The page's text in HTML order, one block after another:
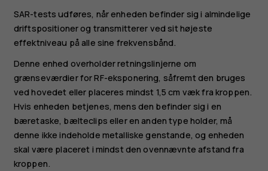
SAR-tests udføres, når enheden befinder sig i almindelige
driftspositioner og transmitterer ved sit højeste
effektniveau på alle sine frekvensbånd.
Denne enhed overholder retningslinjerne om
grænseværdier for RF-eksponering, såfremt den bruges
ved hovedet eller placeres mindst 1,5 cm væk fra kroppen.
Hvis enheden betjenes, mens den befinder sig i en
bæretaske, bælteclips eller en anden type holder, må
denne ikke indeholde metalliske genstande, og enheden
skal være placeret i mindst den ovennævnte afstand fra
kroppen.